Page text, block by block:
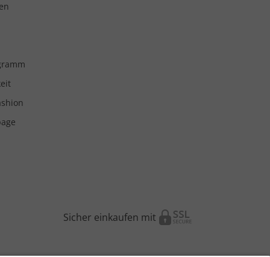
Sicher einkaufen mit